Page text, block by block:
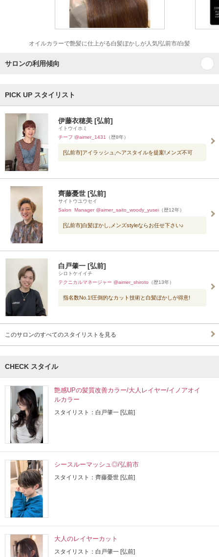
オイルカラーで艶髪に仕上がる白髪ぼかしが人気!弘前市/白髪
サロンの利用傾向
PICK UP スタイリスト
伊藤衣穂美 [弘前]
イトウイホミ
チーフ @aimer_1431
（歴8年）
[弘前市]アイラッシュ,ヘアスタイルを提案!メンズ不可
齊藤憂世 [弘前]
サイトウユウセイ
Salon Manager @aimer_saito_woody_yusei （歴12年）
[弘前市]白髪ぼかし,メンズstyleならお任せ下さい♪
白戸肇一 [弘前]
シロトケイイチ
テクニカルマネージャー @aimer_shiroto （歴13年）
指名数No.1!圧倒的なカット技術と白髪ぼかしが得意!
このサロンのすべてのスタイリストを見る
CHECK スタイル
艶感UPの髪質改善カラー/大人レイヤー/イノアオイ
ルカラー
スタイリスト：白戸肇一 [弘前]
シースルーマッシュ◎/弘前市
スタイリスト：齊藤憂世 [弘前]
大人のレイヤーカット
スタイリスト：白戸肇一 [弘前]